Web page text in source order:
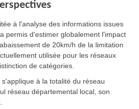
à l'analyse des informations issues
permis d'estimer globalement l'impact
de 20km/h de la limitation
utilisée pour les réseaux
de catégories.
à la totalité du réseau
réseau départemental local, son